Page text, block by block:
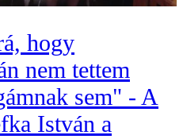
hogy
nem tettem
sem" - A
István a